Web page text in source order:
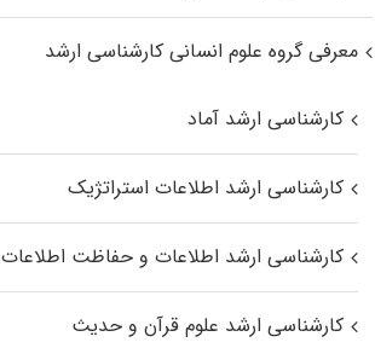
معرفی گروه علوم انسانی کارشناسی ارشد
کارشناسی ارشد آماد
کارشناسی ارشد اطلاعات استراتژیک
کارشناسی ارشد اطلاعات و حفاظت اطلاعات
کارشناسی ارشد علوم قرآن و حدیث